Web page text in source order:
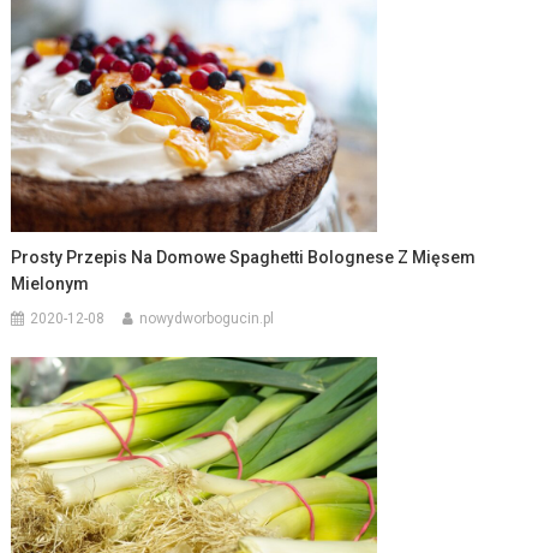
Prosty Przepis Na Domowe Spaghetti Bolognese Z Mięsem
Mielonym
2020-12-08 nowydworbogucin.pl